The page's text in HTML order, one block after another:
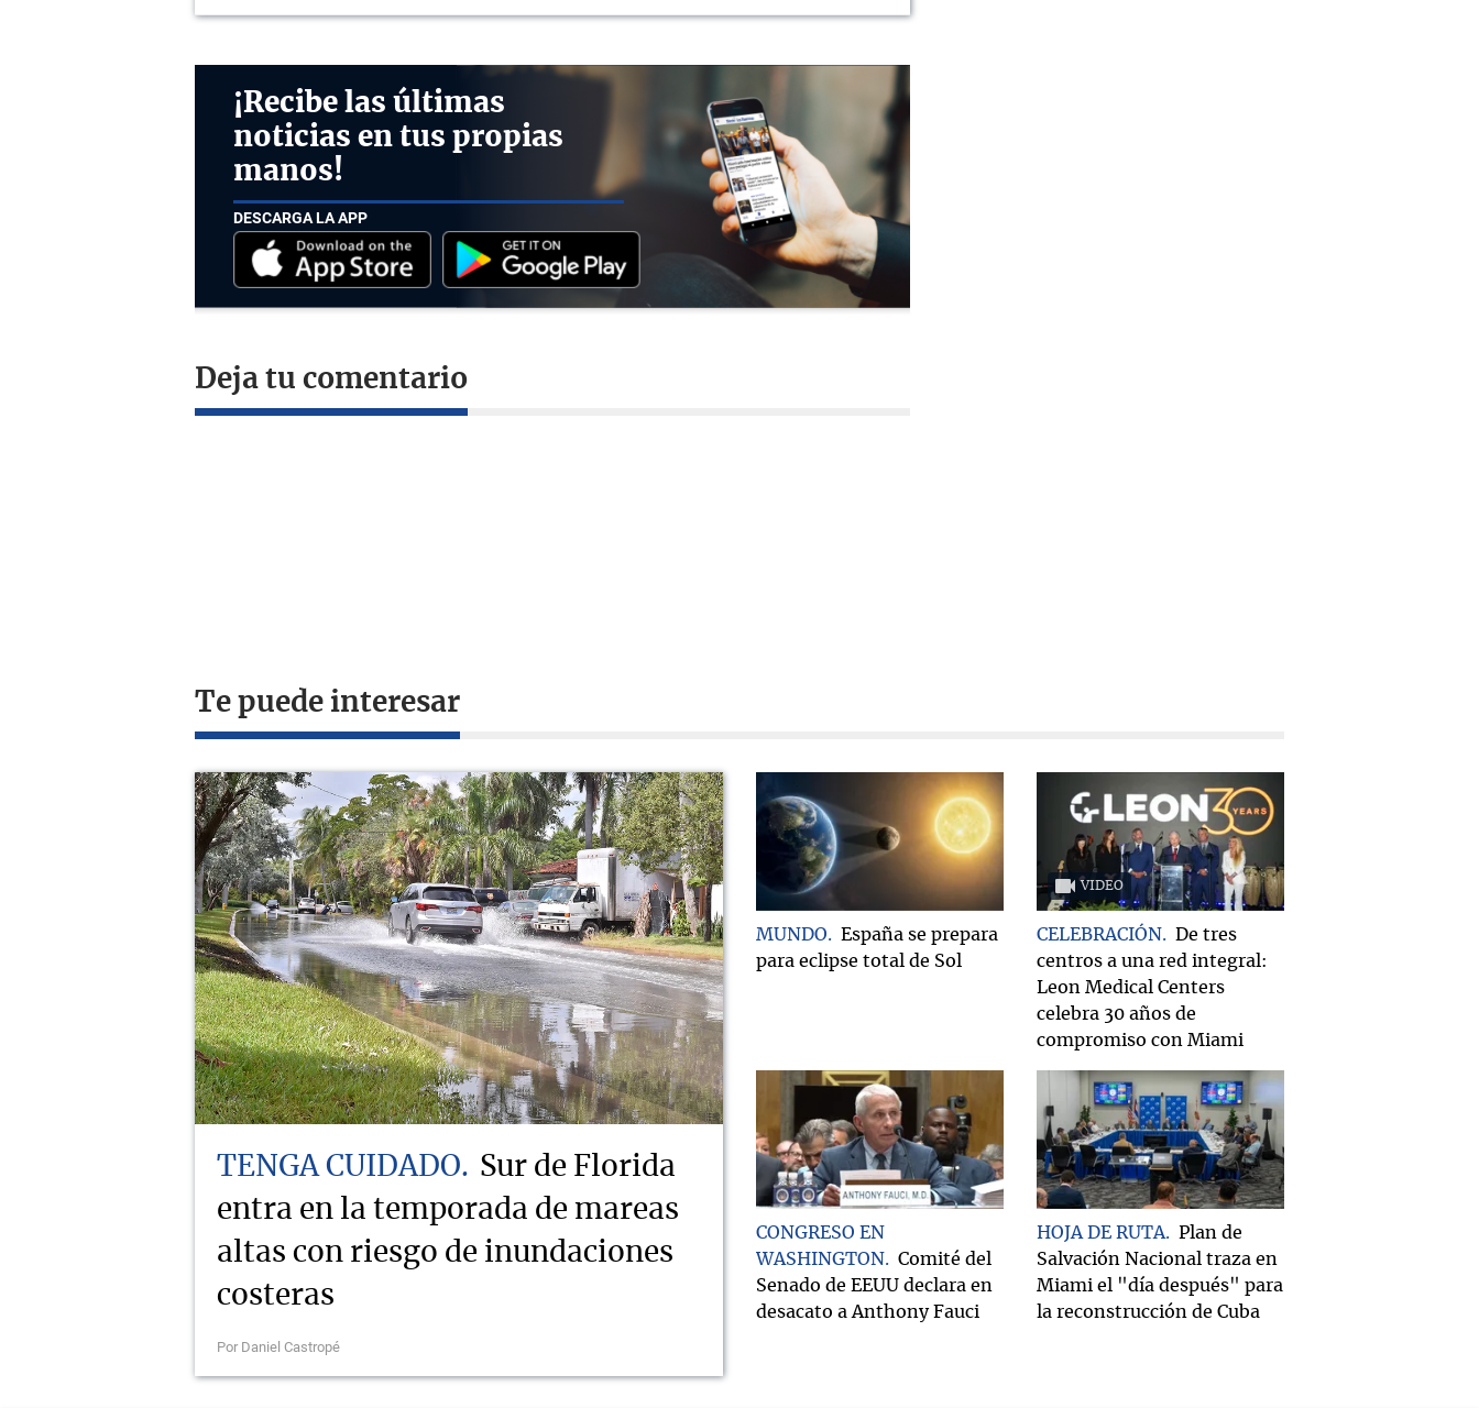
¡Recibe las últimas
noticias en tus propias
manos!
DESCARGA LA APP
Deja tu comentario
Te puede interesar
TENGA CUIDADO
Sur de Florida
entra en la temporada de mareas
altas con riesgo de inundaciones
costeras
Por Daniel Castropé
MUNDO
España se prepara
para eclipse total de Sol
VIDEO
CELEBRACIÓN
De tres
centros a una red integral:
Leon Medical Centers
celebra 30 años de
compromiso con Miami
CONGRESO EN
WASHINGTON
Comité del
Senado de EEUU declara en
desacato a Anthony Fauci
HOJA DE RUTA
Plan de
Salvación Nacional traza en
Miami el "día después" para
la reconstrucción de Cuba